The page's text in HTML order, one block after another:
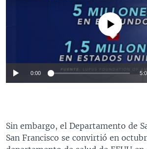
No media source
0:00
Sin embargo, el Departamento de
San Francisco se convirtió en